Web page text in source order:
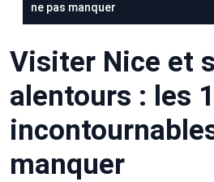
ne pas manquer
Visiter Nice et
alentours : les
manquer